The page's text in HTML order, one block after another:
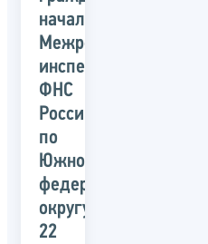
начальником
Межрегиональной
инспекции
ФНС
России
по
Южному
федеральному
округу
22